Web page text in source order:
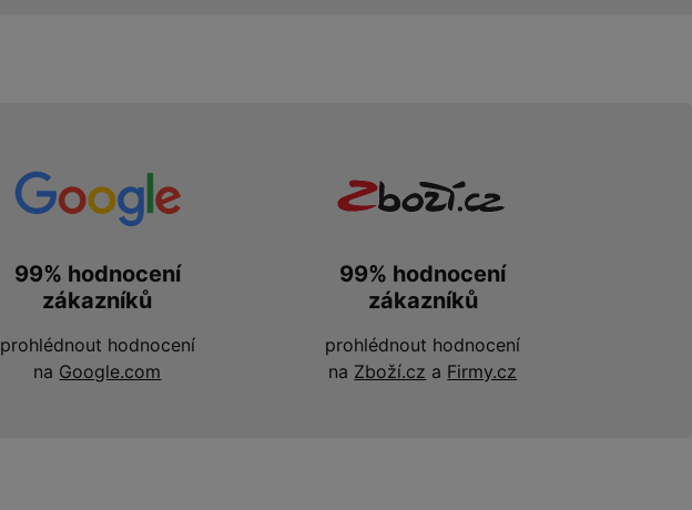
99% hodnocení
zákazníků
prohlédnout hodnocení
na Google.com
99% hodnocení
zákazníků
prohlédnout hodnocení
na Zboží.cz a Firmy.cz